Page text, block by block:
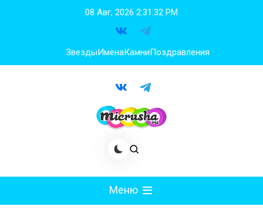
08 Авг, 2026 2:31:34 PM
ЗвездыИменаКамниПоздравления
Меню